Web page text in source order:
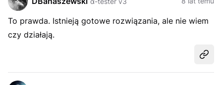
To prawda. Istnieją gotowe rozwiązania, ale nie wiem
czy działają.